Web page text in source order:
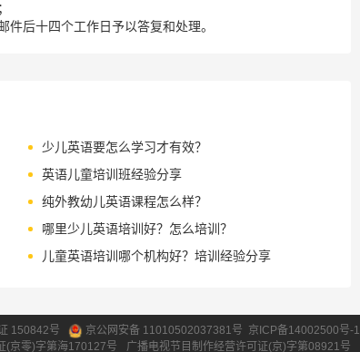
件后十四个工作日予以答复和处理。
少儿英语要怎么学习才有效？
英语儿童培训班经验分享
纯外教幼儿英语课程怎么样？
哪里少儿英语培训好？怎么培训？
儿童英语培训哪个机构好？培训经验分享
150842号 京公网安备 11010502037381号 京ICP备14002500号-1
(京零)字第海170127号
广播电视节目制作经营许可证(京)字第08921号